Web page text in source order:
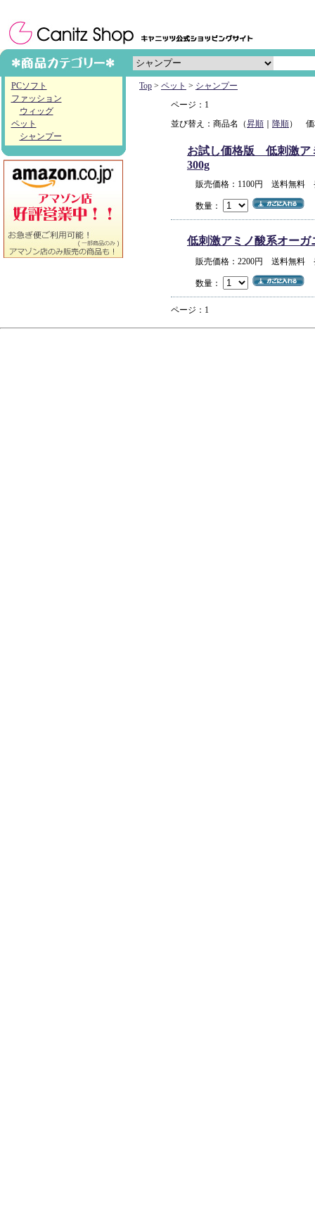
PCソフト
ファッション
ウィッグ
ペット
シャンプー
Top > ペット > シャンプー
ページ：1
並び替え：商品名（昇順 降順） 価
お試し価格版 低刺激ア
300g
販売価格：1100円 送料無料
数量：
低刺激アミノ酸系オーガ
販売価格：2200円 送料無料
数量：
ページ：1